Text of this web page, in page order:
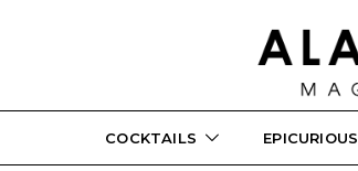
COCKTAILS EPICURIOUS